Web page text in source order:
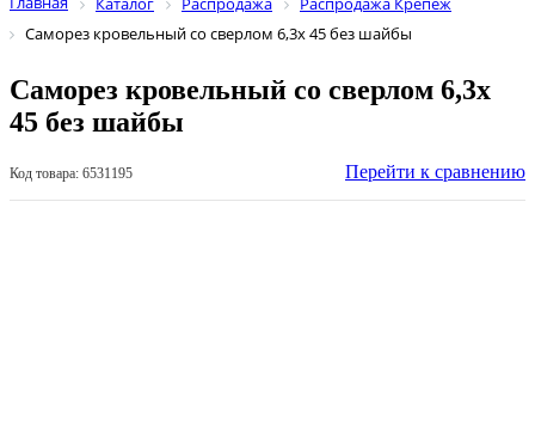
Саморез кровельный со сверлом 6,3х 45 без шайбы
Саморез кровельный со сверлом 6,3х
45 без шайбы
Код товара: 6531195 Перейти к сравнению